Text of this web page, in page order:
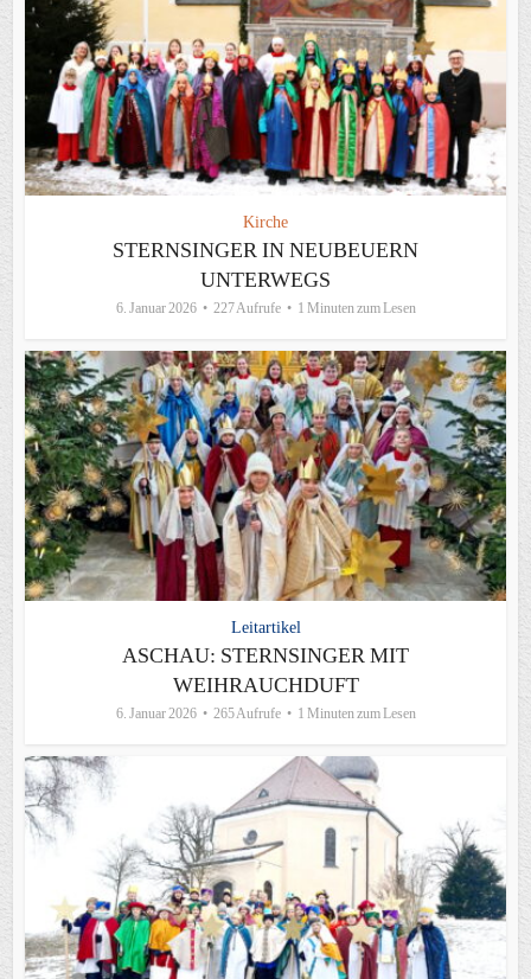
Kirche
STERNSINGER IN NEUBEUERN
UNTERWEGS
6. Januar 2026 227 Aufrufe 1 Minuten zum Lesen
Leitartikel
ASCHAU: STERNSINGER MIT
WEIHRAUCHDUFT
6. Januar 2026 265 Aufrufe 1 Minuten zum Lesen